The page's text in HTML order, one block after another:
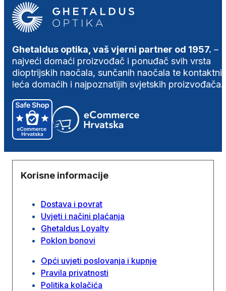
Ghetaldus optika, vaš vjerni partner od 1957. –
najveći domaći proizvođač i ponuđač svih vrsta
dioptrijskih naočala, sunčanih naočala te
leća domaćih i najpoznatijih svjetskih proizvođača.
Korisne informacije
Dostava i povrat
Uvjeti i načini plaćanja
Ghetaldus Loyalty
Poklon bonovi
Opći uvjeti poslovanja i kupnje
Pravila privatnosti
Politika kolačića